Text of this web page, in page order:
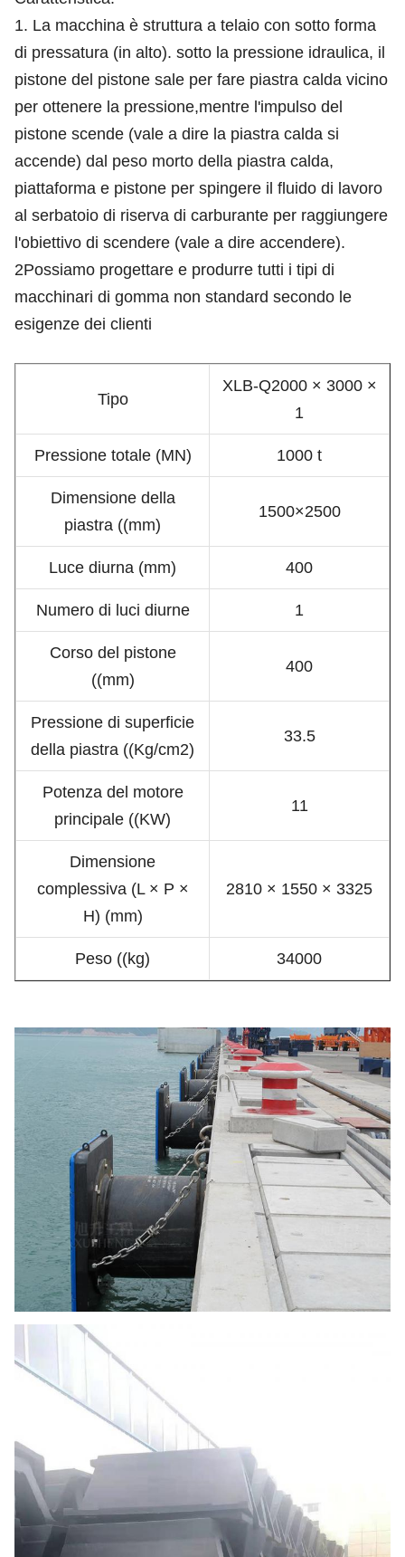
1. La macchina è struttura a telaio con sotto forma
di pressatura (in alto). sotto la pressione idraulica, il
pistone del pistone sale per fare piastra calda vicino
per ottenere la pressione,mentre l'impulso del
pistone scende (vale a dire la piastra calda si
accende) dal peso morto della piastra calda,
piattaforma e pistone per spingere il fluido di lavoro
al serbatoio di riserva di carburante per raggiungere
l'obiettivo di scendere (vale a dire accendere).
2Possiamo progettare e produrre tutti i tipi di
macchinari di gomma non standard secondo le
esigenze dei clienti
Tipo
XLB-Q2000 × 3000 ×
1
Pressione totale (MN) 1000 t
Dimensione della
piastra ((mm)
1500×2500
Luce diurna (mm) 400
Numero di luci diurne 1
Corso del pistone
((mm)
400
Pressione di superficie
della piastra ((Kg/cm2)
33.5
Potenza del motore
principale ((KW)
11
Dimensione
complessiva (L × P ×
H) (mm)
2810 × 1550 × 3325
Peso ((kg) 34000